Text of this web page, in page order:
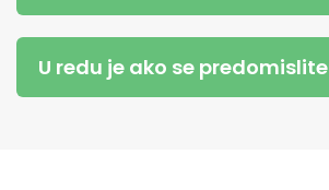
U redu je ako se predomislite